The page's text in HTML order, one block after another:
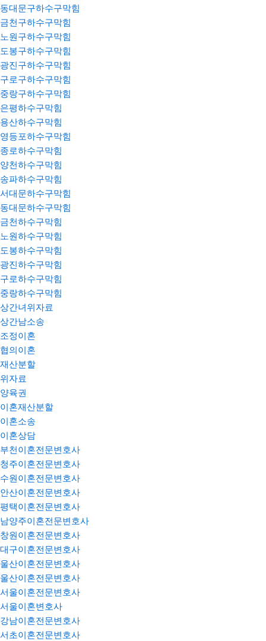
동대문구하수구막힘
금천구하수구막힘
노원구하수구막힘
도봉구하수구막힘
광진구하수구막힘
구로구하수구막힘
중랑구하수구막힘
은평하수구막힘
용산하수구막힘
영등포하수구막힘
종로하수구막힘
양천하수구막힘
송파하수구막힘
서대문하수구막힘
동대문하수구막힘
금천하수구막힘
노원하수구막힘
도봉하수구막힘
광진하수구막힘
구로하수구막힘
중랑하수구막힘
상간녀위자료
상간남소송
조정이혼
협의이혼
재산분할
위자료
양육권
이혼재산분할
이혼소송
이혼상담
부천이혼전문변호사
청주이혼전문변호사
수원이혼전문변호사
안산이혼전문변호사
평택이혼전문변호사
남양주이혼전문변호사
창원이혼전문변호사
대구이혼전문변호사
울산이혼전문변호사
울산이혼전문변호사
서울이혼전문변호사
서울이혼변호사
강남이혼전문변호사
서초이혼전문변호사